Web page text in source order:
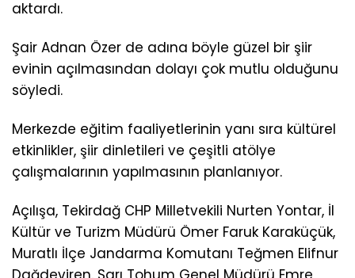
aktardı.
Şair Adnan Özer de adına böyle güzel bir şiir
evinin açılmasından dolayı çok mutlu olduğunu
söyledi.
Merkezde eğitim faaliyetlerinin yanı sıra kültürel
etkinlikler, şiir dinletileri ve çeşitli atölye
çalışmalarının yapılmasının planlanıyor.
Açılışa, Tekirdağ CHP Milletvekili Nurten Yontar, İl
Kültür ve Turizm Müdürü Ömer Faruk Karaküçük,
Muratlı İlçe Jandarma Komutanı Teğmen Elifnur